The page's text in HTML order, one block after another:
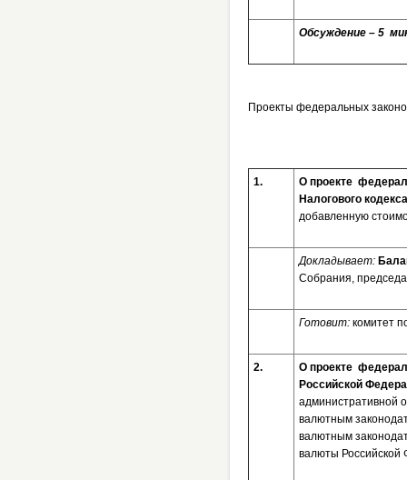
Обсуждение – 5
Проекты федеральных
1.
О проекте
Налогового
добавленную
Докладывает:
Собрания,
Готовит: комитет
2.
О проекте
Российской
административной
валютным
валютным
валюты Российской